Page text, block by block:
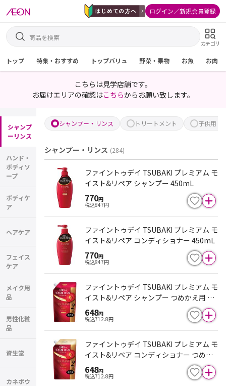
ログイン／新規会員登録
カテゴリ
トップ 特集・おすすめ トップバリュ 野菜・果物 お魚 お肉
こちらは見学店舗です。
お届けエリアの確認はこちらからお願い致します。
シャンプ
ーリンス
ハンド・
ボディソ
ープ
ボディケ
ア
ヘアケア
フェイス
ケア
メイク用
品
男性化粧
品
資生堂
カネボウ
シャンプー・リンス トリートメント 子供用・
シャンプー・リンス (284)
ファイントゥデイ TSUBAKI プレミアム モ
イスト&リペア シャンプー 450mL
770円
税込847円
ファイントゥデイ TSUBAKI プレミアム モ
イスト&リペア コンディショナー 450mL
770円
税込847円
ファイントゥデイ TSUBAKI プレミアム モ
イスト&リペア シャンプー つめかえ用 大
容量 600mL
648円
税込712.8円
ファイントゥデイ TSUBAKI プレミアム モ
イスト&リペア コンディショナー つめか
え用 大容量 600mL
648円
税込712.8円